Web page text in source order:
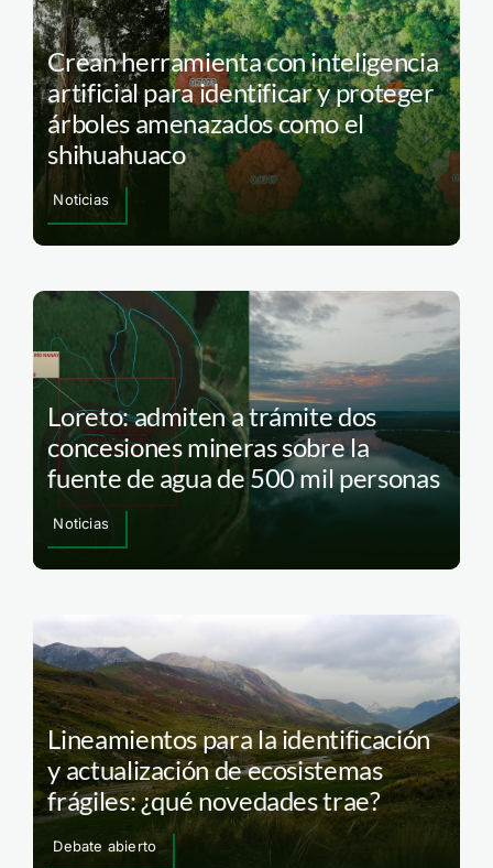
Crean herramienta con inteligencia
artificial para identificar y proteger
árboles amenazados como el
shihuahuaco
Noticias
Loreto: admiten a trámite dos
concesiones mineras sobre la
fuente de agua de 500 mil personas
Noticias
Lineamientos para la identificación
y actualización de ecosistemas
frágiles: ¿qué novedades trae?
Debate abierto